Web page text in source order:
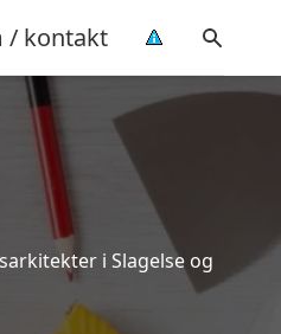
/ kontakt
i Slagelse og